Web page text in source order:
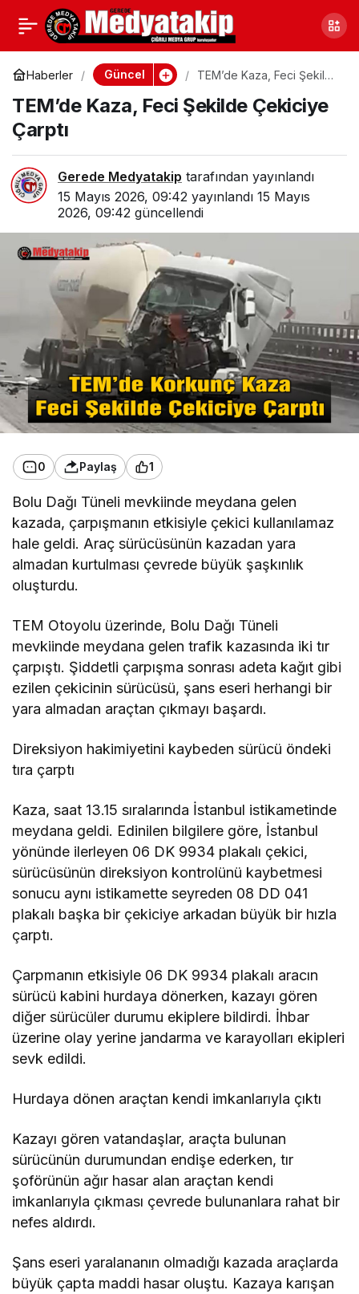
Haberler Güncel
TEM’de Kaza, Feci Şekilde
TEM’de Kaza, Feci Şekilde Çekiciye
Çarptı
Gerede Medyatakip tarafından yayınlandı
15 Mayıs 2026, 09:42 yayınlandı 15 Mayıs
2026, 09:42 güncellendi
0 Paylaş 1
Bolu Dağı Tüneli mevkiinde meydana gelen
kazada, çarpışmanın etkisiyle çekici kullanılamaz
hale geldi. Araç sürücüsünün kazadan yara
almadan kurtulması çevrede büyük şaşkınlık
oluşturdu.
TEM Otoyolu üzerinde, Bolu Dağı Tüneli
mevkiinde meydana gelen trafik kazasında iki tır
çarpıştı. Şiddetli çarpışma sonrası adeta kağıt gibi
ezilen çekicinin sürücüsü, şans eseri herhangi bir
yara almadan araçtan çıkmayı başardı.
Direksiyon hakimiyetini kaybeden sürücü öndeki
tıra çarptı
Kaza, saat 13.15 sıralarında İstanbul istikametinde
meydana geldi. Edinilen bilgilere göre, İstanbul
yönünde ilerleyen 06 DK 9934 plakalı çekici,
sürücüsünün direksiyon kontrolünü kaybetmesi
sonucu aynı istikamette seyreden 08 DD 041
plakalı başka bir çekiciye arkadan büyük bir hızla
çarptı.
Çarpmanın etkisiyle 06 DK 9934 plakalı aracın
sürücü kabini hurdaya dönerken, kazayı gören
diğer sürücüler durumu ekiplere bildirdi. İhbar
üzerine olay yerine jandarma ve karayolları ekipleri
sevk edildi.
Hurdaya dönen araçtan kendi imkanlarıyla çıktı
Kazayı gören vatandaşlar, araçta bulunan
sürücünün durumundan endişe ederken, tır
şoförünün ağır hasar alan araçtan kendi
imkanlarıyla çıkması çevrede bulunanlara rahat bir
nefes aldırdı.
Şans eseri yaralananın olmadığı kazada araçlarda
büyük çapta maddi hasar oluştu. Kazaya karışan
Gerede Çıkışında
Korkunç Kaza
Paylaş